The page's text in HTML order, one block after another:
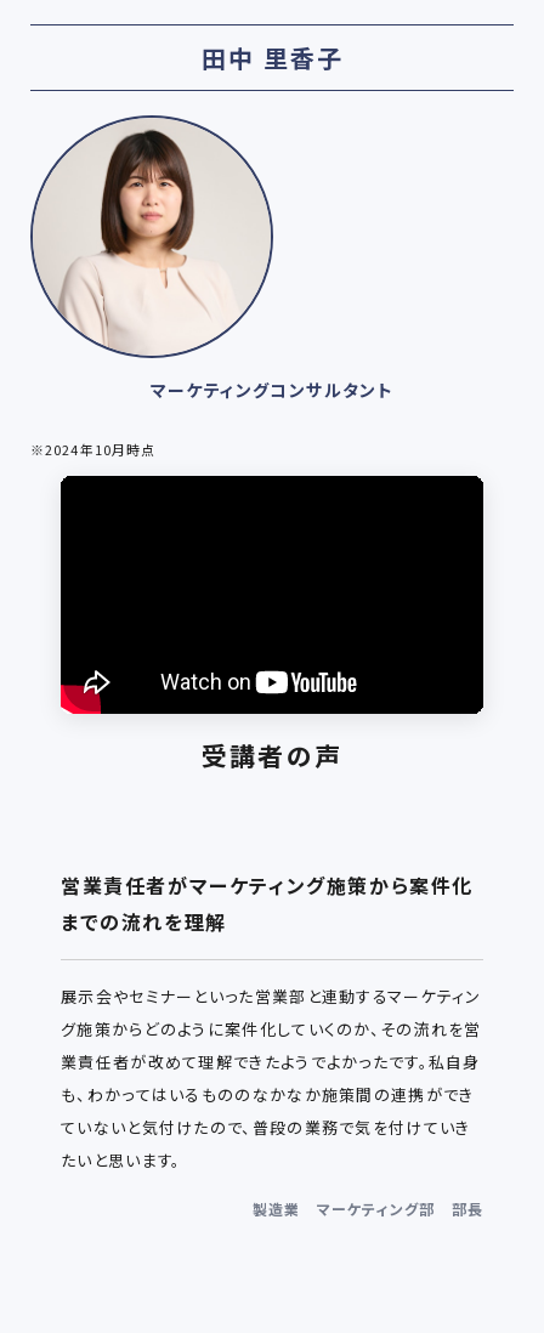
田中 里香子
マーケティングコンサルタント
※2024年10月時点
受講者の声
営業責任者がマーケティング施策から案件化
までの流れを理解
展示会やセミナーといった営業部と連動するマーケティン
グ施策からどのように案件化していくのか、その流れを営
業責任者が改めて理解できたようでよかったです。私自身
も、わかってはいるもののなかなか施策間の連携ができ
ていないと気付けたので、普段の業務で気を付けていき
たいと思います。
製造業 マーケティング部 部長